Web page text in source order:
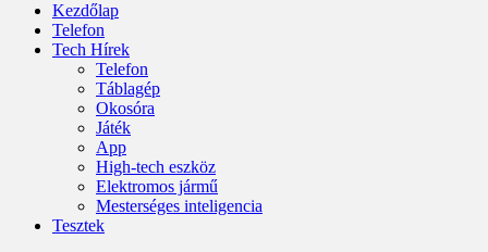
Kezdőlap
Telefon
Tech Hírek
Telefon
Táblagép
Okosóra
Játék
App
High-tech eszköz
Elektromos jármű
Mesterséges inteligencia
Tesztek